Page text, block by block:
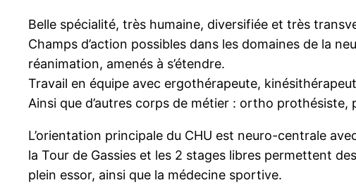
Belle spécialité, très humaine, diversifiée et très
Champs d’action possibles dans les domaines de la
réanimation, amenés à s’étendre.
Travail en équipe avec ergothérapeute,
Ainsi que d’autres corps de métier : ortho prothésiste,
L’orientation principale du CHU est neuro-centrale
la Tour de Gassies et les 2 stages libres permettent
plein essor, ainsi que la médecine sportive.